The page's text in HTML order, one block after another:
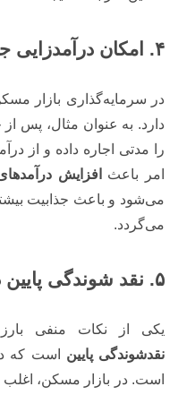
۴. امکان درآمدزایی جانبی
در سرمایه‌گذاری بازار
دارد. به عنوان مثال، پس
را مدتی اجاره داده و از
امر باعث
افزایش
می‌شود و باعث جذابیت
می‌گردد.
۵. نقد شوندگی پایین در بازار مسکن
یکی از نکات منفی
نقدشوندگی پایین است که
است. در بازار مسکن، اغلب